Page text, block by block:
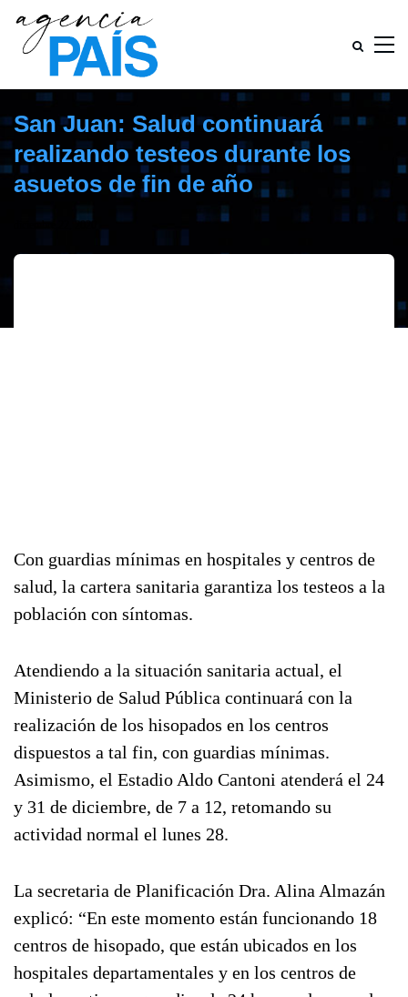
San Juan: Salud continuará
realizando testeos durante los
asuetos de fin de año
diciembre 22, 2020
Con guardias mínimas en hospitales y centros de
salud, la cartera sanitaria garantiza los testeos a la
población con síntomas.
Atendiendo a la situación sanitaria actual, el
Ministerio de Salud Pública continuará con la
realización de los hisopados en los centros
dispuestos a tal fin, con guardias mínimas.
Asimismo, el Estadio Aldo Cantoni atenderá el 24
y 31 de diciembre, de 7 a 12, retomando su
actividad normal el lunes 28.
La secretaria de Planificación Dra. Alina Almazán
explicó: “En este momento están funcionando 18
centros de hisopado, que están ubicados en los
hospitales departamentales y en los centros de